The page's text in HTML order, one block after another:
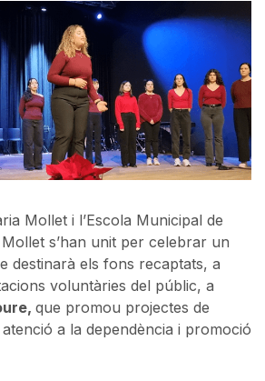
Mollet i l’Escola Municipal de
s’han unit per celebrar un
destinarà els fons recaptats, a
voluntàries del públic, a
que promou projectes de
a la dependència i promoció